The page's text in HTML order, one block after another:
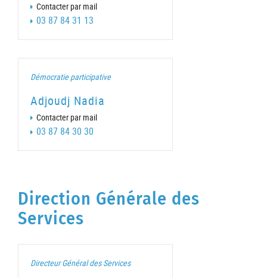
Contacter par mail
03 87 84 31 13
Démocratie participative
Adjoudj Nadia
Contacter par mail
03 87 84 30 30
Direction Générale des
Services
Directeur Général des Services